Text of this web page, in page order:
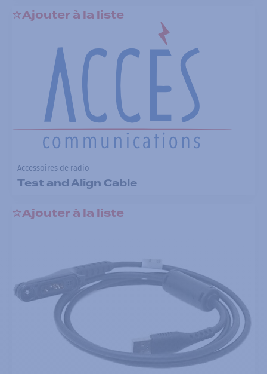
Ajouter à la liste
Accessoires de radio
Test and Align Cable
Ajouter à la liste